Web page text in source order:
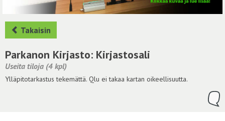
Hae ehdotuksia
Käyttöohje
Yhteydenottopyyntö
Takaisin
Parkanon Kirjasto: Kirjastosali
Useita tiloja (4 kpl)
Ylläpitotarkastus tekemättä. Qlu ei takaa kartan oikeellisuutta.